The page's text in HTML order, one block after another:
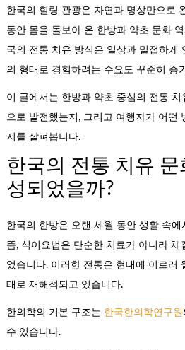
한국의 힐링 관광은 자연과 명상만으로
동안 몸을 돌보아 온 한방과 약초 문화
국의 전통 치유 방식은 일상과 밀접하게
의 형태로 경험하려는 수요도 꾸준히 증
이 글에서는 한방과 약초 중심의 전통
으로 발전했는지, 그리고 여행자가 어떤
지를 살펴봅니다.
한국의 전통 치유 문
성되었을까?
한국의 한방은 오랜 세월 동안 생활 속
뜸, 식이요법은 단순한 치료가 아니라 체
었습니다. 이러한 전통은 현대에 이르러
태로 재해석되고 있습니다.
한의학의 기본 구조는 한국한의학연구원
수 있습니다.